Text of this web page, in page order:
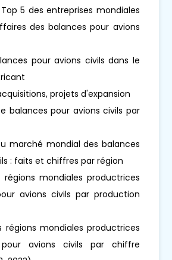
5 des entreprises mondiales
des balances pour avions
pour avions civils dans le
projets d'expansion
balances pour avions civils par
marché mondial des balances
: faits et chiffres par région
régions mondiales productrices
avions civils par production
régions mondiales productrices
avions civils par chiffre